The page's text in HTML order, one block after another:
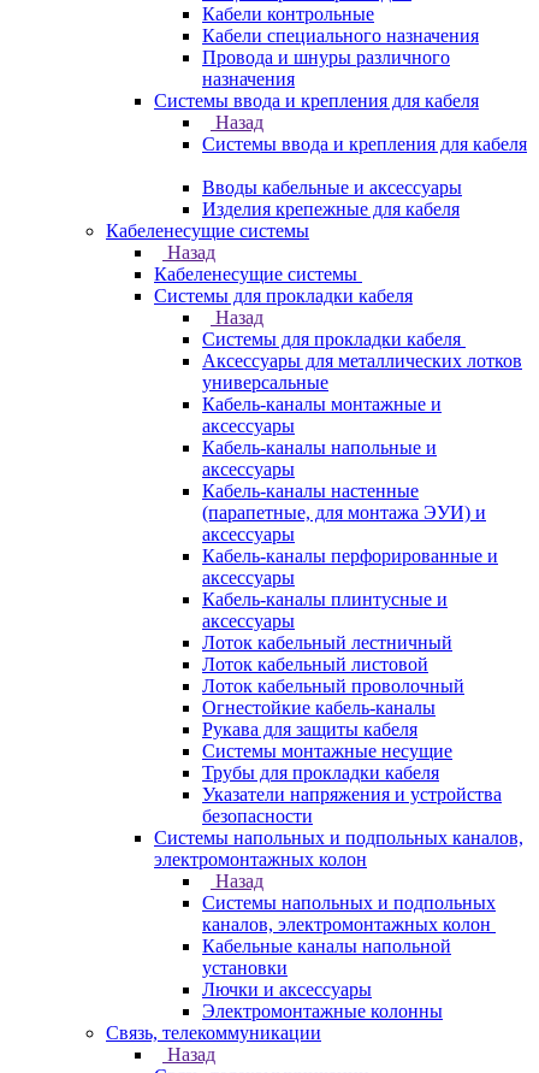
Кабели контрольные
Кабели специального назначения
Провода и шнуры различного
назначения
Системы ввода и крепления для кабеля
Назад
Системы ввода и крепления для кабеля
Вводы кабельные и аксессуары
Изделия крепежные для кабеля
Кабеленесущие системы
Назад
Кабеленесущие системы
Системы для прокладки кабеля
Назад
Системы для прокладки кабеля
Аксессуары для металлических лотков
универсальные
Кабель-каналы монтажные и
аксессуары
Кабель-каналы напольные и
аксессуары
Кабель-каналы настенные
(парапетные, для монтажа ЭУИ) и
аксессуары
Кабель-каналы перфорированные и
аксессуары
Кабель-каналы плинтусные и
аксессуары
Лоток кабельный лестничный
Лоток кабельный листовой
Лоток кабельный проволочный
Огнестойкие кабель-каналы
Рукава для защиты кабеля
Системы монтажные несущие
Трубы для прокладки кабеля
Указатели напряжения и устройства
безопасности
Системы напольных и подпольных каналов,
электромонтажных колон
Назад
Системы напольных и подпольных
каналов, электромонтажных колон
Кабельные каналы напольной
установки
Лючки и аксессуары
Электромонтажные колонны
Связь, телекоммуникации
Назад